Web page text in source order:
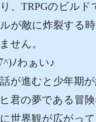
、TRPGのビルド
が敵に炸裂する
せん。
ﾉわぁい♪
が進むと少年期
君の夢である冒
世界観が広がっ